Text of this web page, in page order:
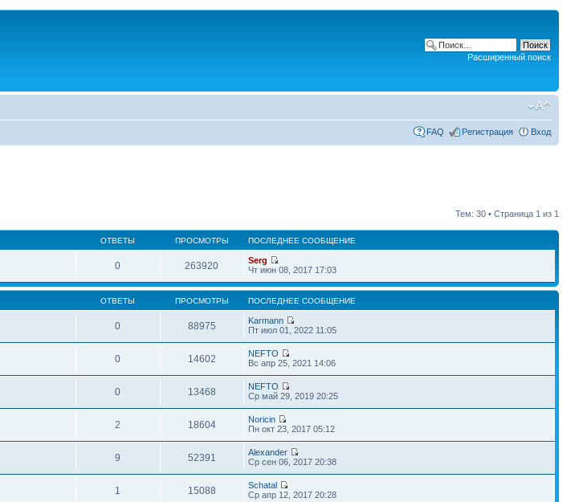
Расширенный поиск
FAQ Регистрация Вход
Тем: 30 • Страница 1 из 1
ОТВЕТЫ ПРОСМОТРЫ ПОСЛЕДНЕЕ СООБЩЕНИЕ
0 263920
Serg
Чт июн 08, 2017 17:03
ОТВЕТЫ ПРОСМОТРЫ ПОСЛЕДНЕЕ СООБЩЕНИЕ
0 88975
Karmann
Пт июл 01, 2022 11:05
0 14602
NEFTO
Вс апр 25, 2021 14:06
0 13468
NEFTO
Ср май 29, 2019 20:25
2 18604
Noricin
Пн окт 23, 2017 05:12
9 52391
Alexander
Ср сен 06, 2017 20:38
1 15088
Schatal
Ср апр 12, 2017 20:28